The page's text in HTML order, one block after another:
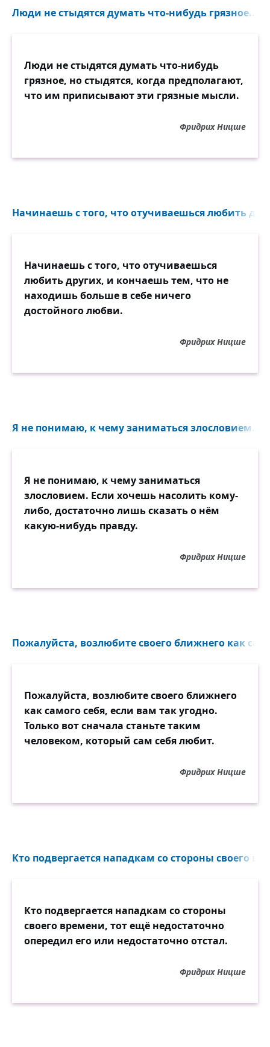
Люди не стыдятся думать что-нибудь грязное...
Люди не стыдятся думать что-нибудь
грязное, но стыдятся, когда предполагают,
что им приписывают эти грязные мысли.
Фридрих Ницше
Начинаешь с того, что отучиваешься любить
Начинаешь с того, что отучиваешься
любить других, и кончаешь тем, что не
находишь больше в себе ничего
достойного любви.
Фридрих Ницше
Я не понимаю, к чему заниматься злословием...
Я не понимаю, к чему заниматься
злословием. Если хочешь насолить кому-
либо, достаточно лишь сказать о нём
какую-нибудь правду.
Фридрих Ницше
Пожалуйста, возлюбите своего ближнего как
Пожалуйста, возлюбите своего ближнего
как самого себя, если вам так угодно.
Только вот сначала станьте таким
человеком, который сам себя любит.
Фридрих Ницше
Кто подвергается нападкам со стороны своего
Кто подвергается нападкам со стороны
своего времени, тот ещё недостаточно
опередил его или недостаточно отстал.
Фридрих Ницше